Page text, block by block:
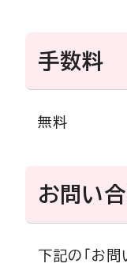
手数料
無料
お問い
下記の「お問